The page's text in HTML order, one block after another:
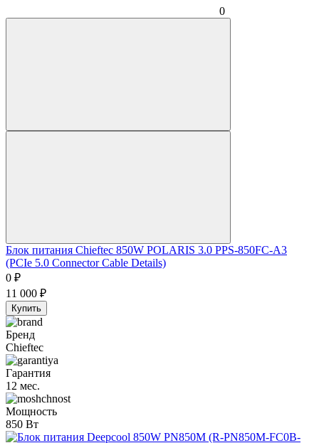
0
Блок питания Chieftec 850W POLARIS 3.0 PPS-850FC-A3
(PCIe 5.0 Connector Cable Details)
0 ₽
11 000 ₽
Купить
Бренд
Chieftec
Гарантия
12 мес.
Мощность
850 Вт